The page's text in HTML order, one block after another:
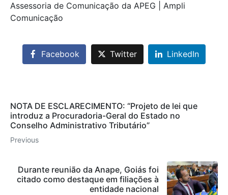
Assessoria de Comunicação da APEG | Ampli
Comunicação
Facebook Twitter LinkedIn
NOTA DE ESCLARECIMENTO: “Projeto de lei que
introduz a Procuradoria-Geral do Estado no
Conselho Administrativo Tributário”
Previous
Durante reunião da Anape, Goiás foi
citado como destaque em filiações à
entidade nacional